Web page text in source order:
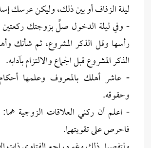
ليلة الزفاف أو بين ذلك، وليكن عرسك
- وفي ليلة الدخول صلِّ بزوجتك
رأسها وقل الذكر المشروع، ثم شأنك
الذكر المشروع قبل الجماع والالتزام بآدابه.
- عاشر أهلك بالمعروف وعلمها
وحقوقه.
- اعلم أن ركني العلاقات الزوجية هما:
فاحرص على تقويتهما.